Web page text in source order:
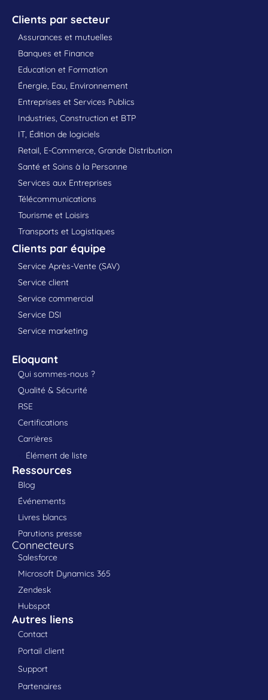
Clients par secteur
Assurances et mutuelles
Banques et Finance
Education et Formation
Énergie, Eau, Environnement
Entreprises et Services Publics
Industries, Construction et BTP
IT, Édition de logiciels
Retail, E-Commerce, Grande Distribution
Santé et Soins à la Personne
Services aux Entreprises
Télécommunications
Tourisme et Loisirs
Transports et Logistiques
Clients par équipe
Service Après-Vente (SAV)
Service client
Service commercial
Service DSI
Service marketing
Eloquant
Qui sommes-nous ?
Qualité & Sécurité
RSE
Certifications
Carrières
Élément de liste
Ressources
Blog
Événements
Livres blancs
Parutions presse
Connecteurs
Salesforce
Microsoft Dynamics 365
Zendesk
Hubspot
Autres liens
Contact
Portail client
Support
Partenaires